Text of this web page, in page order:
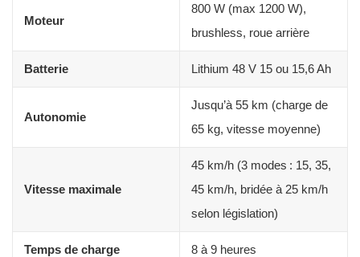
Moteur
800 W (max 1200 W),
brushless, roue arrière
Batterie Lithium 48 V 15 ou 15,6 Ah
Autonomie
Jusqu’à 55 km (charge de
65 kg, vitesse moyenne)
Vitesse maximale
45 km/h (3 modes : 15, 35,
45 km/h, bridée à 25 km/h
selon législation)
Temps de charge 8 à 9 heures